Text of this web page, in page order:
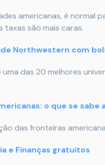
americanas, é normal
taxas são mais caras.
Northwestern com
das 20 melhores
o que se sabe
das fronteiras
e Finanças gratuitos